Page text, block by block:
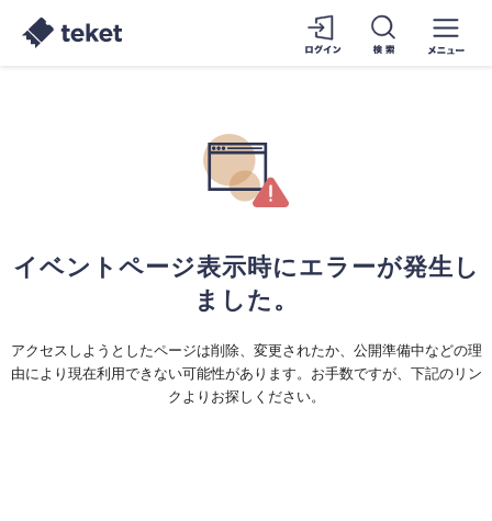
イベントページ表示時にエラーが発生し
ました。
アクセスしようとしたページは削除、変更されたか、公開準備中などの理
由により現在利用できない可能性があります。お手数ですが、下記のリン
クよりお探しください。